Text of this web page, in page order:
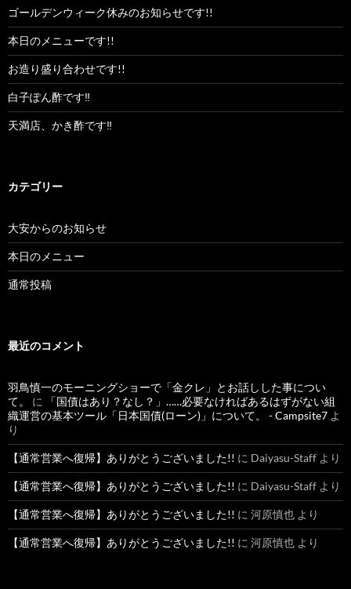
ゴールデンウィーク休みのお知らせです!!
本日のメニューです!!
お造り盛り合わせです!!
白子ぽん酢です‼︎
天満店、かき酢です‼︎
カテゴリー
大安からのお知らせ
本日のメニュー
通常投稿
最近のコメント
羽鳥慎一のモーニングショーで「金クレ」とお話しした事につい
て。
に
「国債はあり？なし？」……必要なければあるはずがない組
織運営の基本ツール「日本国債(ローン)」について。 - Campsite7 よ
り
【通常営業へ復帰】ありがとうございました!! に Daiyasu-Staff より
【通常営業へ復帰】ありがとうございました!! に Daiyasu-Staff より
【通常営業へ復帰】ありがとうございました!! に 河原慎也 より
【通常営業へ復帰】ありがとうございました!! に 河原慎也 より